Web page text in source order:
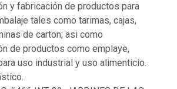
y fabricación de productos para
tales como tarimas, cajas,
de carton; asi como
de productos como emplaye,
uso industrial y uso alimenticio.